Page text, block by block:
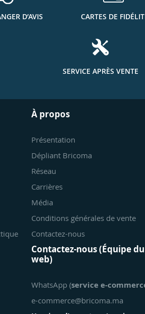
D’AVIS CARTES DE
SERVICE APRÈS VENTE
À propos
Présentation
Dépliant Bricoma
Réseau
Carrières
Média
Conditions générales de vente
Contactez-nous
Contactez-nous (Équipe
web)
WhatsApp (service e-
e-commerce@bricoma.ma